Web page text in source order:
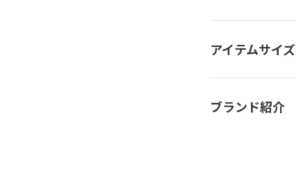
アイテムサイズ
ブランド紹介